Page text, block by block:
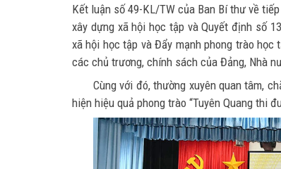
Kết luận số 49-KL/TW của Ban Bí thư về
xây dựng xã hội học tập và Quyết định số
xã hội học tập và Đẩy mạnh phong trào
các chủ trương, chính sách của Đảng, Nhà
Cùng với đó, thường xuyên quan tâm,
hiện hiệu quả phong trào “Tuyên Quang thi